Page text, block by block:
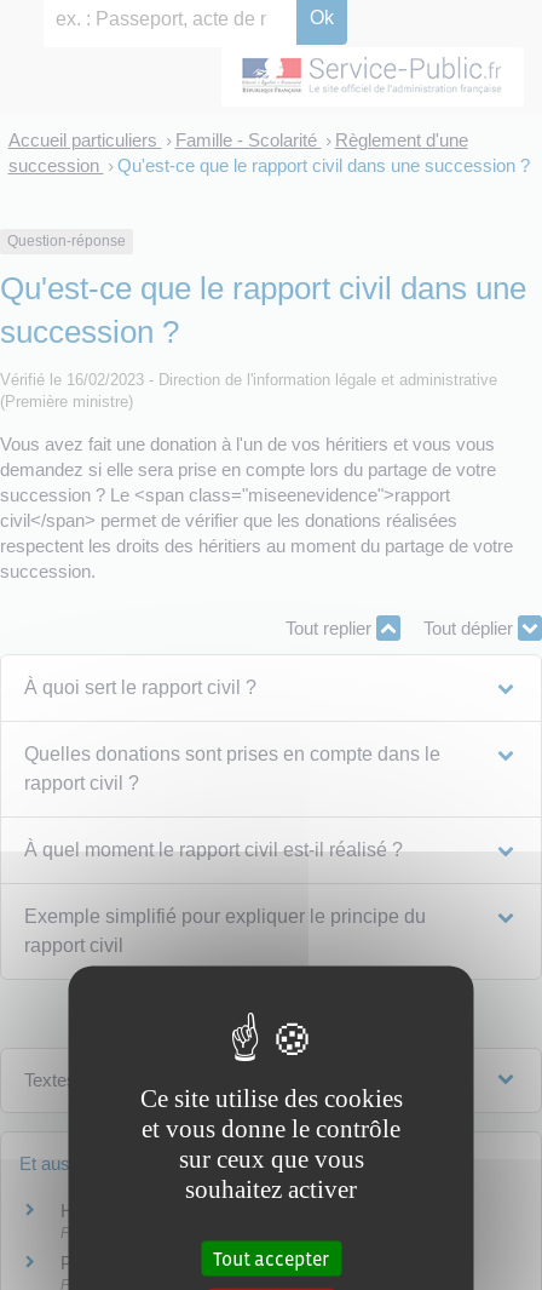
Accueil particuliers > Famille - Scolarité > Règlement d'une
succession > Qu'est-ce que le rapport civil dans une succession ?
Question-réponse
Qu'est-ce que le rapport civil dans une
succession ?
Vérifié le 16/02/2023 - Direction de l'information légale et administrative
(Première ministre)
Vous avez fait une donation à l'un de vos héritiers et vous vous
demandez si elle sera prise en compte lors du partage de votre
succession ? Le <span class="miseenevidence">rapport
civil</span> permet de vérifier que les donations réalisées
respectent les droits des héritiers au moment du partage de votre
succession.
Tout replier Tout déplier
À quoi sert le rapport civil ?
Quelles donations sont prises en compte dans le
rapport civil ?
À quel moment le rapport civil est-il réalisé ?
Exemple simplifié pour expliquer le principe du
rapport civil
Textes de référence
Et aussi
Héritage : ordre et droits des héritiers
Famille - Scolarité
Préparer sa succession : donation
Famille - Scolarité
Ce site utilise des cookies
et vous donne le contrôle
sur ceux que vous
souhaitez activer
Tout accepter